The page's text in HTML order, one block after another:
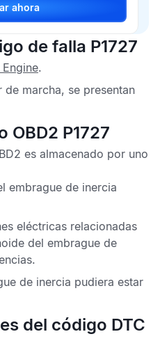
Solicitar ahora
de falla P1727
.
marcha, se presentan
OBD2 P1727
es almacenado por uno
embrague de inercia
eléctricas relacionadas
del embrague de
de inercia pudiera estar
del código DTC